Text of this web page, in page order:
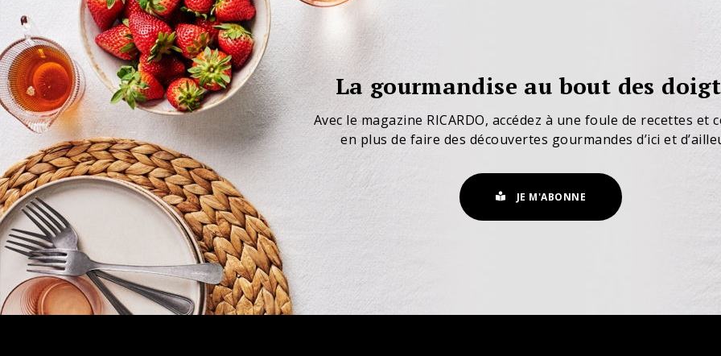
La gourmandise au bout des
Avec le magazine RICARDO, accédez à une foule de recettes et
en plus de faire des découvertes gourmandes d’ici et
JE M'ABONNE